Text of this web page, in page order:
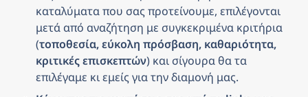
καταλύματα που σας προτείνουμε, επιλέγονται
μετά από αναζήτηση με συγκεκριμένα κριτήρια
(τοποθεσία, εύκολη πρόσβαση, καθαριότητα,
κριτικές επισκεπτών) και σίγουρα θα τα
επιλέγαμε κι εμείς για την διαμονή μας.